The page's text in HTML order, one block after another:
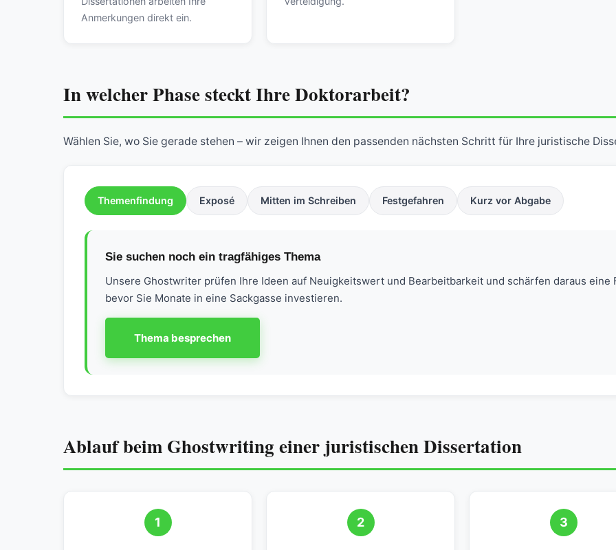
Anmerkungen direkt ein.
In welcher Phase steckt Ihre Doktorarbeit?
Wählen Sie, wo Sie gerade stehen – wir zeigen Ihnen den passenden nächsten Schritt für Ihre juristische
Themenfindung Exposé Mitten im Schreiben Festgefahren Kurz vor Abgabe
Sie suchen noch ein tragfähiges Thema
Unsere Ghostwriter prüfen Ihre Ideen auf Neuigkeitswert und Bearbeitbarkeit und schärfen daraus eine
bevor Sie Monate in eine Sackgasse investieren.
Thema besprechen
Ablauf beim Ghostwriting einer juristischen Dissertation
1 2 3